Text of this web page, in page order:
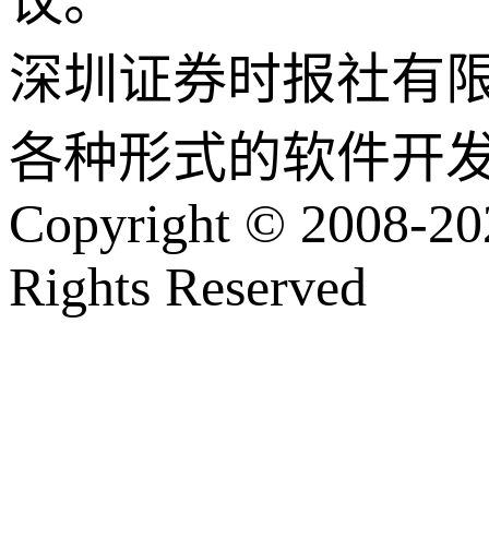
深圳证券时报社有
各种形式的软件开
Copyright © 2008-
Rights Reserved